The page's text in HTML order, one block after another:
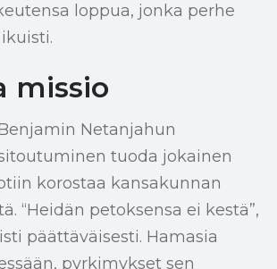
loppua, jonka perhe
missio
Netanjahun
tuoda jokainen
korostaa kansakunnan
“Heidän petoksensa ei kestä”,
päättäväisesti. Hamasia
pyrkimykset sen